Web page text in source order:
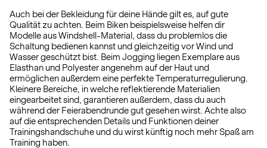
Auch bei der Bekleidung für deine Hände gilt es, auf gute
Qualität zu achten. Beim Biken beispielsweise helfen dir
Modelle aus Windshell-Material, dass du problemlos die
Schaltung bedienen kannst und gleichzeitig vor Wind und
Wasser geschützt bist. Beim Jogging liegen Exemplare aus
Elasthan und Polyester angenehm auf der Haut und
ermöglichen außerdem eine perfekte Temperaturregulierung.
Kleinere Bereiche, in welche reflektierende Materialien
eingearbeitet sind, garantieren außerdem, dass du auch
während der Feierabendrunde gut gesehen wirst. Achte also
auf die entsprechenden Details und Funktionen deiner
Trainingshandschuhe und du wirst künftig noch mehr Spaß am
Training haben.